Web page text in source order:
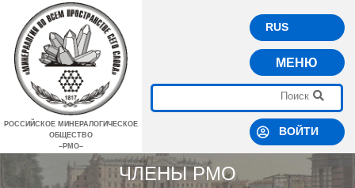
РОССИЙСКОЕ МИНЕРАЛОГИЧЕСКОЕ
ОБЩЕСТВО
–РМО–
RUS
МЕНЮ
ВОЙТИ
ЧЛЕНЫ РМО